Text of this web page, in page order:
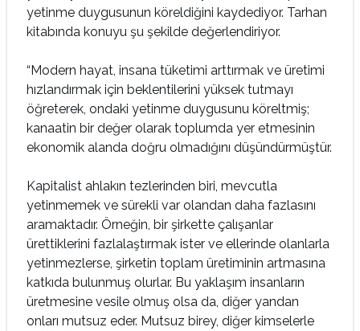
yetinme duygusunun köreldiğini kaydediyor. Tarhan
kitabında konuyu şu şekilde değerlendiriyor.
“Modern hayat, insana tüketimi arttırmak ve üretimi
hızlandırmak için beklentilerini yüksek tutmayı
öğreterek, ondaki yetinme duygusunu köreltmiş;
kanaatin bir değer olarak toplumda yer etmesinin
ekonomik alanda doğru olmadığını düşündürmüştür.
Kapitalist ahlakın tezlerinden biri, mevcutla
yetinmemek ve sürekli var olandan daha fazlasını
aramaktadır. Örneğin, bir şirkette çalışanlar
ürettiklerini fazlalaştırmak ister ve ellerinde olanlarla
yetinmezlerse, şirketin toplam üretiminin artmasına
katkıda bulunmuş olurlar. Bu yaklaşım insanların
üretmesine vesile olmuş olsa da, diğer yandan
onları mutsuz eder. Mutsuz birey, diğer kimselerle